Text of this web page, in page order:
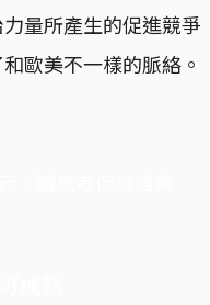
量所產生的促進競爭
歐美不一樣的脈絡。